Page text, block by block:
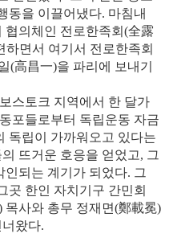
동을 이끌어냈다. 마침내
의체인 전로한족회 (全露
하면서 여기서 전로한족회
(高昌一)을 파리에 보내기
스토크 지역에서 한 달가
포들로부터 독립운동 자금
독립이 가까워오고 있다는
뜨거운 호응을 얻었고, 그
되는 계기가 되었다. 그
곳 한인 자치기구 간민회
목사와 총무 정재면(鄭載冕)
왔다.